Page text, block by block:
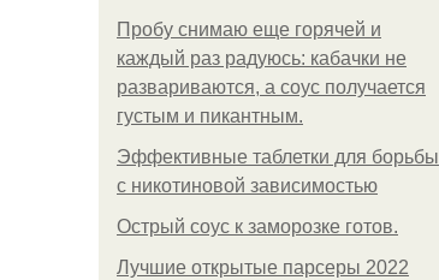
Пробу снимаю еще горячей и
каждый раз радуюсь: кабачки не
развариваются, а соус получается
густым и пикантным.
Эффективные таблетки для борьбы
с никотиновой зависимостью
Острый соус к заморозке готов.
Лучшие открытые парсеры 2022